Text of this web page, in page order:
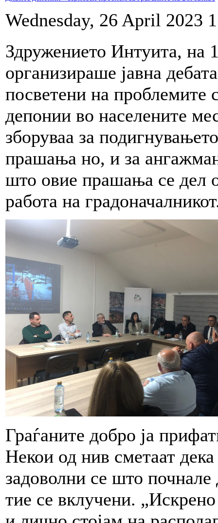
Wednesday, 26 April 2023
Здружението Интуита, на
организираше јавна
посветени на проблемите
депонии во населените
зборуваа за
прашања но, и за
што овие прашања се дел
работа на
Граѓаните добро ја
Некои од нив сметаат
задоволни се што
тие се вклучени.